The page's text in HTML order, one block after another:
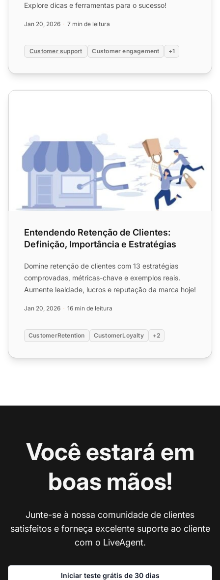
Explore dicas e ferramentas para o sucesso!
Jan 20, 2026 7 min de leitura
Customer support Customer engagement +1
Entendendo Retenção de Clientes: Definição,
Entendendo Retenção de Clientes:
Definição, Importância e Estratégias
Domine retenção de clientes com 13 estratégias
comprovadas, métricas-chave e exemplos reais.
Aumente lealdade, lucros e reputação da marca hoje!
Jan 20, 2026 16 min de leitura
CustomerRetention CustomerLoyalty +2
Você estará em
boas mãos!
Junte-se à nossa comunidade de clientes
satisfeitos e forneça excelente suporte ao cliente
com o LiveAgent.
Iniciar teste grátis de 30 dias